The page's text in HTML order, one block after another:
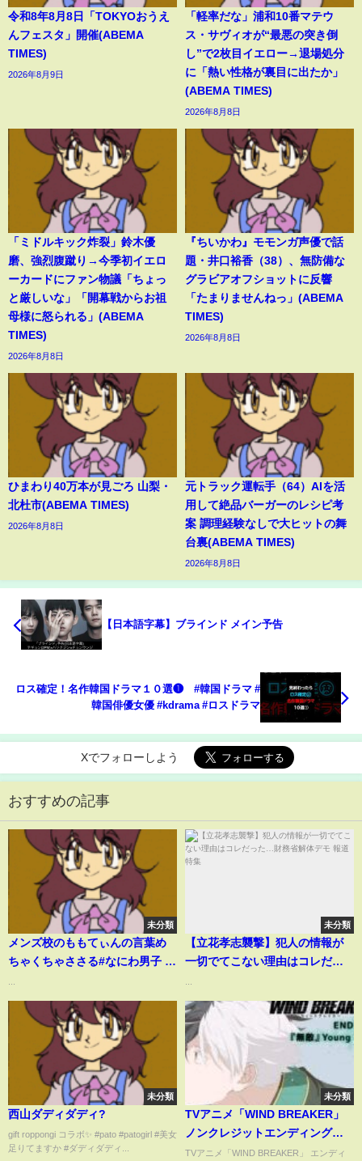
令和8年8月8日「TOKYOおうえ
んフェスタ」開催(ABEMA
TIMES)
2026年8月9日
「軽率だな」浦和10番マテウ
ス・サヴィオが“最悪の突き倒
し”で2枚目イエロー→退場処分
に「熱い性格が裏目に出たか」
(ABEMA TIMES)
2026年8月8日
「ミドルキック炸裂」鈴木優
磨、強烈腹蹴り→今季初イエロ
ーカードにファン物議「ちょっ
と厳しいな」「開幕戦からお祖
母様に怒られる」(ABEMA
TIMES)
2026年8月8日
『ちいかわ』モモンガ声優で話
題・井口裕香（38）、無防備な
グラビアオフショットに反響
「たまりませんねっ」(ABEMA
TIMES)
2026年8月8日
ひまわり40万本が見ごろ 山梨・
北杜市(ABEMA TIMES)
2026年8月8日
元トラック運転手（64）AIを活
用して絶品バーガーのレシピ考
案 調理経験なしで大ヒットの舞
台裏(ABEMA TIMES)
2026年8月8日
【日本語字幕】ブラインド メイン予告
ロス確定！名作韓国ドラマ１０選❶ #韓国ドラマ #
韓国俳優女優 #kdrama #ロスドラマ
Xでフォローしよう
おすすめの記事
未分類
メンズ校のももてぃんの言葉め
ちゃくちゃささる#なにわ男子 #
未分類
【立花孝志襲撃】犯人の情報が
一切でてこない理由はコレだっ
未分類
西山ダディダディ?
gift roppongi コラボ✨ #pato #patogirl #美女
足りてますか #ダディダディ...
未分類
TVアニメ「WIND BREAKER」
ノンクレジットエンディング映
像『無敵』Young Kee｜
TVアニメ「WIND BREAKER」 エンディ